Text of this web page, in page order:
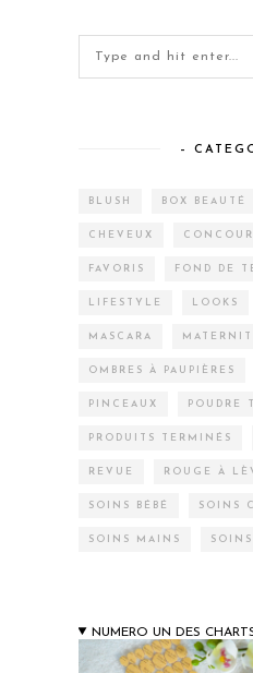
–
BLUSH BOX BEAUTÉ
CHEVEUX
FAVORIS FOND DE
LIFESTYLE LOOKS
MASCARA
OMBRES À PAUPIÈRES
PINCEAUX POUDRE
PRODUITS TERMINÉS
REVUE ROUGE À
SOINS BÉBÉ SOINS
SOINS MAINS
NUMERO UN DES